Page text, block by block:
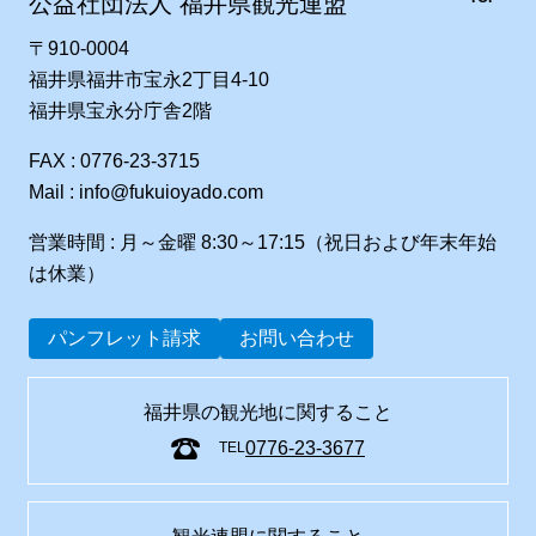
〒910-0004
福井県福井市宝永2丁目4-10
福井県宝永分庁舎2階
FAX : 0776-23-3715
Mail : info@fukuioyado.com
営業時間 : 月～金曜 8:30～17:15（祝日および年末年始
は休業）
パンフレット請求 お問い合わせ
福井県の観光地に関すること
TEL0776-23-3677